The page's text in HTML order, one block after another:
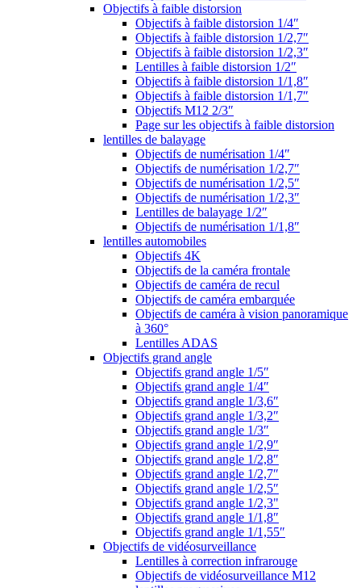
Objectifs à faible distorsion
Objectifs à faible distorsion 1/4″
Objectifs à faible distorsion 1/2,7″
Objectifs à faible distorsion 1/2,3″
Lentilles à faible distorsion 1/2″
Objectifs à faible distorsion 1/1,8″
Objectifs à faible distorsion 1/1,7″
Objectifs M12 2/3″
Page sur les objectifs à faible distorsion
lentilles de balayage
Objectifs de numérisation 1/4″
Objectifs de numérisation 1/2,7″
Objectifs de numérisation 1/2,5″
Objectifs de numérisation 1/2,3″
Lentilles de balayage 1/2″
Objectifs de numérisation 1/1,8″
lentilles automobiles
Objectifs 4K
Objectifs de la caméra frontale
Objectifs de caméra de recul
Objectifs de caméra embarquée
Objectifs de caméra à vision panoramique
à 360°
Lentilles ADAS
Objectifs grand angle
Objectifs grand angle 1/5″
Objectifs grand angle 1/4″
Objectifs grand angle 1/3,6″
Objectifs grand angle 1/3,2″
Objectifs grand angle 1/3″
Objectifs grand angle 1/2,9″
Objectifs grand angle 1/2,8″
Objectifs grand angle 1/2,7″
Objectifs grand angle 1/2,5″
Objectifs grand angle 1/2,3"
Objectifs grand angle 1/1,8″
Objectifs grand angle 1/1,55″
Objectifs de vidéosurveillance
Lentilles à correction infrarouge
Objectifs de vidéosurveillance M12